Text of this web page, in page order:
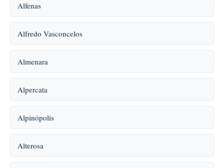
Alfenas
Alfredo Vasconcelos
Almenara
Alpercata
Alpinópolis
Alterosa